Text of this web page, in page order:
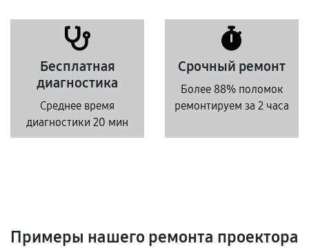
Бесплатная
диагностика
Среднее время
диагностики 20 мин
Срочный ремонт
Более 88% поломок
ремонтируем за 2 часа
Примеры нашего ремонта проектора